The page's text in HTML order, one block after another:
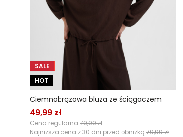
SALE
HOT
Ciemnobrązowa bluza ze ściągaczem
49,99 zł
Cena regularna 79,99 zł
Najniższa cena z 30 dni przed obniżką 79,99 zł